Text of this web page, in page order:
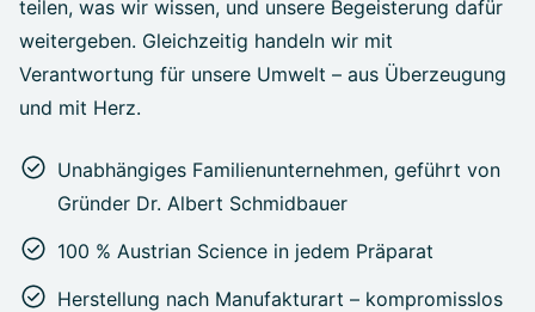
teilen, was wir wissen, und unsere Begeisterung dafür
weitergeben. Gleichzeitig handeln wir mit
Verantwortung für unsere Umwelt – aus Überzeugung
und mit Herz.
Unabhängiges Familienunternehmen, geführt von
Gründer Dr. Albert Schmidbauer
100 % Austrian Science in jedem Präparat
Herstellung nach Manufakturart – kompromisslos